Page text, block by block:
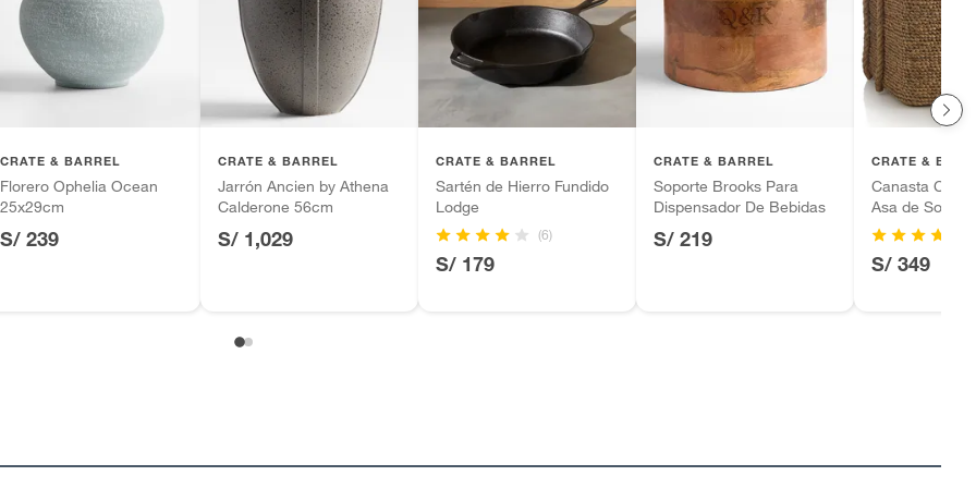
productos para asfalto.
tecnología, línea blanca, colchones, muebles,
suplementos alimenticios, vitaminas.
CRATE & BARREL
Florero Ophelia Ocean
25x29cm
S/ 239
CRATE & BARREL
Jarrón Ancien by Athena
Calderone 56cm
S/ 1,029
CRATE & BARREL
Sartén de Hierro Fundido
Lodge
(6)
S/ 179
CRATE & BARREL
Soporte Brooks Para
Dispensador De Bebidas
S/ 219
CRATE &
Canasta
Asa de Soga
S/ 349